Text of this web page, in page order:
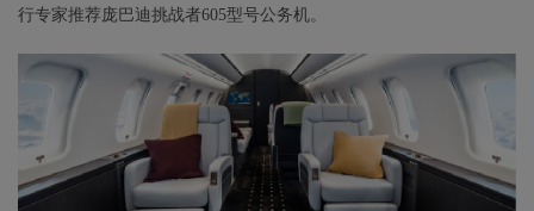
行专家推荐庞巴迪挑战者605型号公务机。